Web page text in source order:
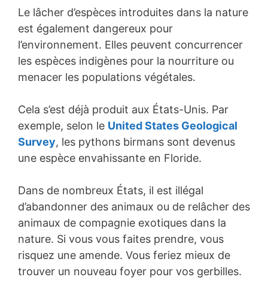
Le lâcher d’espèces introduites dans la nature
est également dangereux pour
l’environnement. Elles peuvent concurrencer
les espèces indigènes pour la nourriture ou
menacer les populations végétales.
Cela s’est déjà produit aux États-Unis. Par
exemple, selon le United States Geological
Survey, les pythons birmans sont devenus
une espèce envahissante en Floride.
Dans de nombreux États, il est illégal
d’abandonner des animaux ou de relâcher des
animaux de compagnie exotiques dans la
nature. Si vous vous faites prendre, vous
risquez une amende. Vous feriez mieux de
trouver un nouveau foyer pour vos gerbilles.